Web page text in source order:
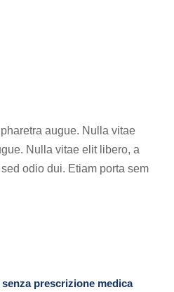
augue. Nulla vitae
Nulla vitae elit libero, a
odio dui. Etiam porta sem
prescrizione medica